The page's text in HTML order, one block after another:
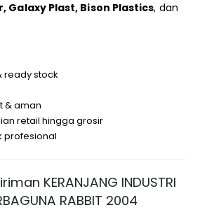
Galaxy Plast, Bison Plastics, dan
ready stock
& aman
retail hingga grosir
profesional
KERANJANG INDUSTRI
RABBIT 2004